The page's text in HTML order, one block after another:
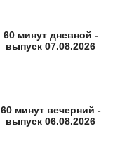
60 минут дневной -
выпуск 07.08.2026
60 минут вечерний -
выпуск 06.08.2026